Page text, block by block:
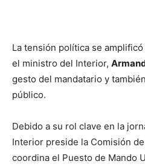
La tensión política se
el ministro del Interior,
gesto del mandatario y
público.
Debido a su rol clave en la
Interior preside la Comisión
coordina el Puesto de Mando